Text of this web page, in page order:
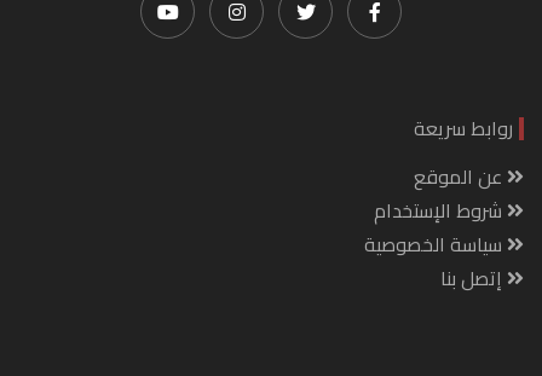
روابط سريعة
عن الموقع
شروط الإستخدام
سياسة الخصوصية
إتصل بنا